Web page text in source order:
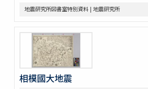
地震研究所図書室特別資料 | 地震研究所
相模國大地震